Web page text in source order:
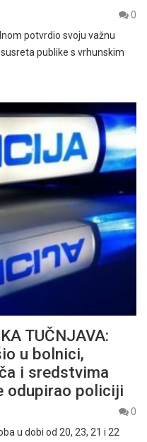
0
potvrdio svoju važnu
publike s vrhunskim
TUČNJAVA:
u bolnici,
i sredstvima
odupirao policiji
0
u dobi od 20, 23, 21 i 22